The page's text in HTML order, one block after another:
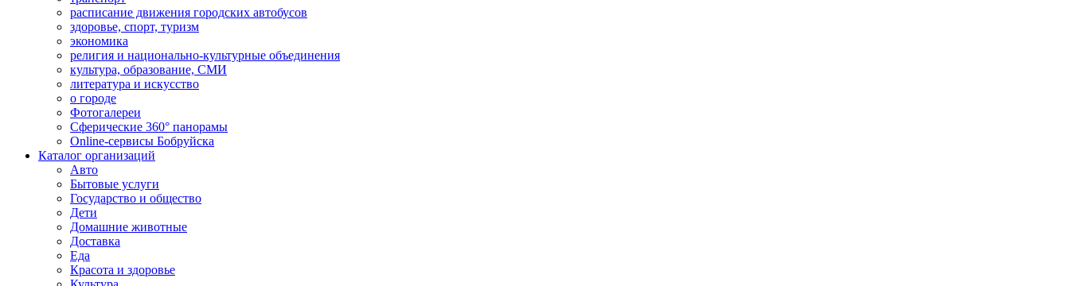
расписание движения городских автобусов
здоровье, спорт, туризм
экономика
религия и национально-культурные объединения
культура, образование, СМИ
литература и искусство
о городе
Фотогалереи
Сферические 360° панорамы
Online-сервисы Бобруйска
Каталог организаций
Авто
Бытовые услуги
Государство и общество
Дети
Домашние животные
Доставка
Еда
Красота и здоровье